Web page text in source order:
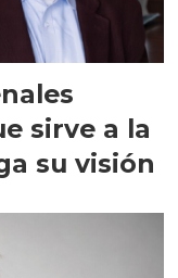
sirve a la
su visión